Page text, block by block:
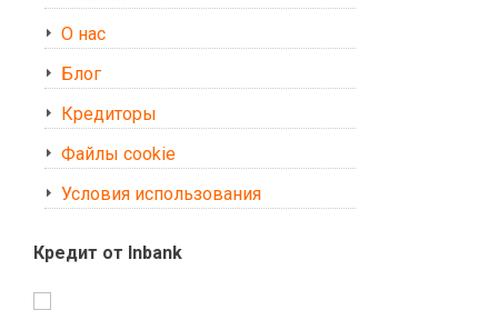
О нас
Блог
Кредиторы
Файлы cookie
Условия использования
Кредит от Inbank